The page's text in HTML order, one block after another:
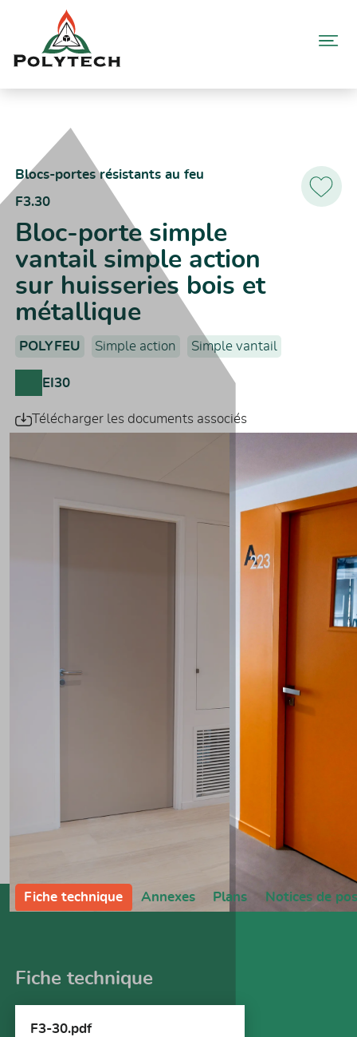
contenu
et métallique
Ajoutez
Blocs-portes résistants au feu
F3.30
Bloc-porte simple
vantail simple action
sur huisseries bois et
métallique
POLYFEU Simple action Simple vantail
EI30
Télécharger les documents associés
Fiche technique Annexes Plans Notices de
Fiche technique
F3-30.pdf